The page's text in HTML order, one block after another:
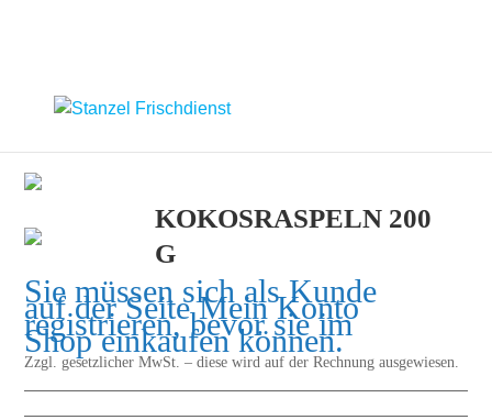
KOKOSRASPELN 200
G
Sie müssen sich als Kunde
auf der SeiteMein Konto
registrieren, bevor sie im
Shop einkaufen können.
Zzgl. gesetzlicher MwSt. – diese wird auf der Rechnung ausgewiesen.